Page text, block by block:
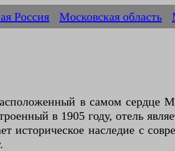
Россия Московская область
в самом сердце
в 1905 году, отель
историческое наследие с